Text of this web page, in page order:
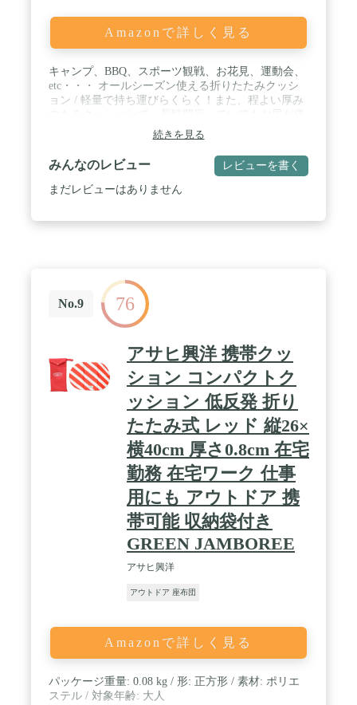
Amazonで詳しく見る
キャンプ、BBQ、スポーツ観戦、お花見、運動会、
etc・・・ オールシーズン使える折りたたみクッシ
ョン / 軽量で持ち運びらくらく！また、程よい厚み
くなりにくい！ / 裏面は防水加工！便利なゴムバン
ド付きなので、小さく折りたたんでかんたん収納！
/ サイズ:約39cm×約28cm×厚約1.0cm 折りたたみ時：
約10cm×約14cm×約8cm / ■表面：オックスフォード
生地 ■裏面：防水加工 ・完全防水ではございません
続きを見る
みんなのレビュー レビューを書く
まだレビューはありません
No.9 76
アサヒ興洋 携帯クッ
ション コンパクトク
ッション 低反発 折り
たたみ式 レッド 縦26×
横40cm 厚さ0.8cm 在宅
勤務 在宅ワーク 仕事
用にも アウトドア 携
帯可能 収納袋付き
GREEN JAMBOREE
アサヒ興洋
アウトドア 座布団
Amazonで詳しく見る
パッケージ重量: 0.08 kg / 形: 正方形 / 素材: ポリエ
ステル / 対象年齢: 大人